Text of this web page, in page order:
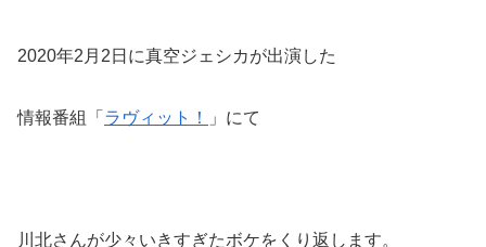
2020年2月2日に真空ジェシカが出演した
情報番組「 ラヴィット！ 」にて
川北さんが少々いきすぎたボケをくり返します。